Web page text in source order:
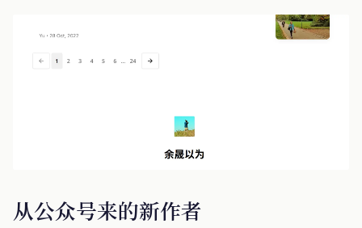
从公众号来的新作者